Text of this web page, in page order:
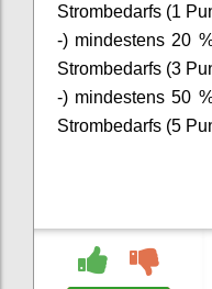
Strombedarfs (1
-) mindestens 20
Strombedarfs (3
-) mindestens 50
Strombedarfs (5